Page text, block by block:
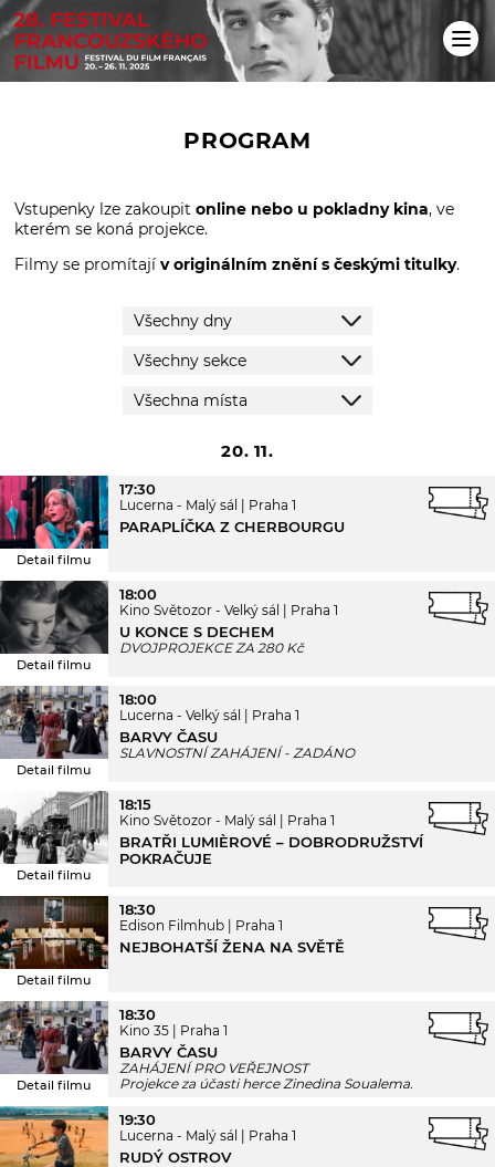
PROGRAM
Vstupenky lze zakoupit online nebo u pokladny kina, ve
kterém se koná projekce.
Filmy se promítají v originálním znění s českými titulky.
20. 11.
Detail filmu
17:30
Lucerna - Malý sál Praha 1
PARAPLÍČKA Z CHERBOURGU
Detail filmu
18:00
Kino Světozor - Velký sál Praha 1
U KONCE S DECHEM
DVOJPROJEKCE ZA 280 Kč
Detail filmu
18:00
Lucerna - Velký sál Praha 1
BARVY ČASU
SLAVNOSTNÍ ZAHÁJENÍ - ZADÁNO
Detail filmu
18:15
Kino Světozor - Malý sál Praha 1
BRATŘI LUMIÈROVÉ – DOBRODRUŽSTVÍ
POKRAČUJE
Detail filmu
18:30
Edison Filmhub Praha 1
NEJBOHATŠÍ ŽENA NA SVĚTĚ
Detail filmu
18:30
Kino 35 Praha 1
BARVY ČASU
ZAHÁJENÍ PRO VEŘEJNOST
Projekce za účasti herce Zinedina Soualema.
19:30
Lucerna - Malý sál Praha 1
RUDÝ OSTROV